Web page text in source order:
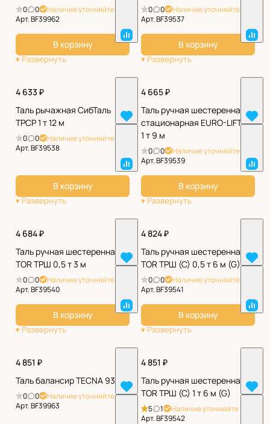
0 0
Наличие уточняйте
Арт.BF39962
В корзину
0 0
Наличие уточняйте
Арт.BF39537
В корзину
4 633 ₽
Таль рычажная СибТаль
ТРСР 1 т 12 м
0 0
Наличие уточняйте
Арт.BF39538
В корзину
4 665 ₽
Таль ручная шестеренная
стационарная EURO-LIFT ТВ
1 т 9 м
0 0
Наличие уточняйте
Арт.BF39539
В корзину
4 684 ₽
Таль ручная шестеренная
TOR ТРШ 0,5 т 3 м
0 0
Наличие уточняйте
Арт.BF39540
В корзину
4 824 ₽
Таль ручная шестеренная
TOR ТРШ (C) 0,5 т 6 м (G)
0 0
Наличие уточняйте
Арт.BF39541
В корзину
4 851 ₽
Таль балансир TECNA 9312
0 0
Наличие уточняйте
Арт.BF39963
4 851 ₽
Таль ручная шестеренная
TOR ТРШ (C) 1 т 6 м (G)
5 1
Наличие уточняйте
Арт.BF39542